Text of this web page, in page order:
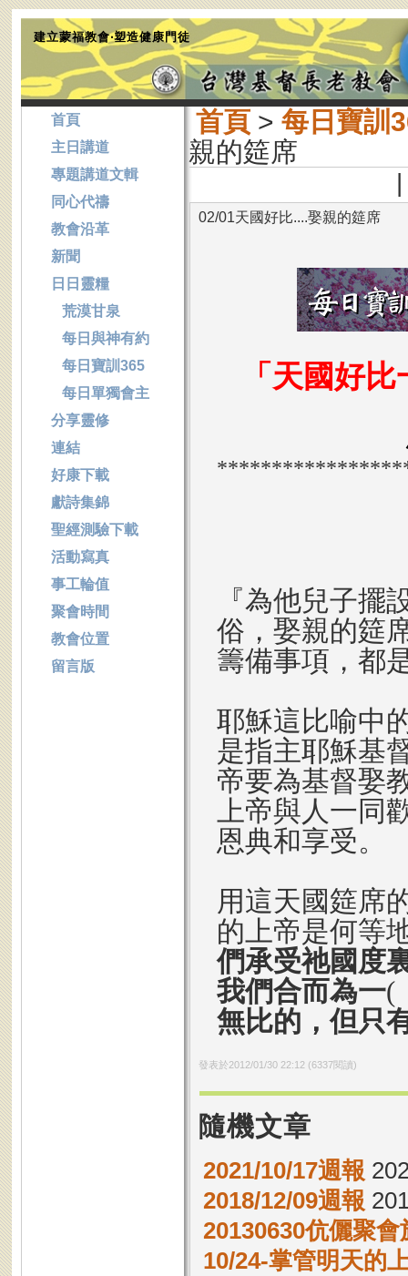
建立蒙福教會‧塑造健康門徒
首頁 >每日寶訓
親的筵席
|
02/01天國好比....娶親的筵席
「天國好
『為他兒子擺
俗，娶親的筵
籌備事項，都
耶穌這比喻中
是指主耶穌基
帝要為基督娶
上帝與人一同
恩典和享受。
用這天國筵席
的上帝是何等
們承受祂國度
我們合而為一(
無比的，但只
發表於2012/01/30 22:12 (6337閱讀)
隨機文章
2021/10/17週報
2018/12/09週報
20130630伉儷聚
10/24-掌管明天的
首頁
主日講道
專題講道文輯
同心代禱
教會沿革
新聞
日日靈糧
荒漠甘泉
每日與神有約
每日寶訓365
每日單獨會主
分享靈修
連結
好康下載
獻詩集錦
聖經測驗下載
活動寫真
事工輪值
聚會時間
教會位置
留言版